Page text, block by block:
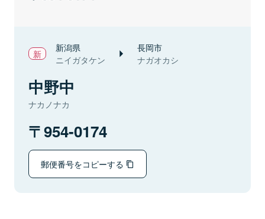
新潟県
ニイガタケン
長岡市
ナガオカシ
中野中
ナカノナカ
954-0174
郵便番号をコピーする